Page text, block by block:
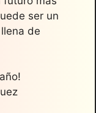
ser un
de